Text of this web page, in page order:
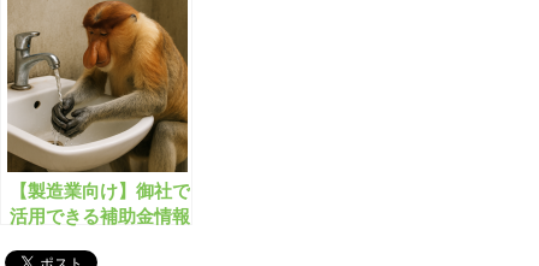
ナー(無料/オンライン)
【製造業向け】御社で
活用できる補助金情報